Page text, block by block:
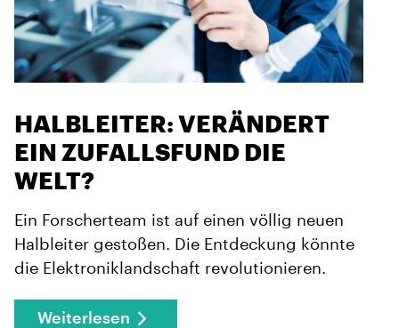
HALBLEITER: VERÄNDERT
EIN ZUFALLSFUND DIE
WELT?
Ein Forscherteam ist auf einen völlig neuen
Halbleiter gestoßen. Die Entdeckung könnte
die Elektroniklandschaft revolutionieren.
Weiterlesen